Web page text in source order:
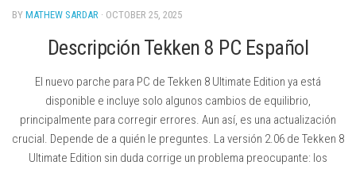
BY MATHEW SARDAR · OCTOBER 25, 2025
Descripción Tekken 8 PC Español
El nuevo parche para PC de Tekken 8 Ultimate Edition ya está
disponible e incluye solo algunos cambios de equilibrio,
principalmente para corregir errores. Aun así, es una actualización
crucial. Depende de a quién le preguntes. La versión 2.06 de Tekken 8
Ultimate Edition sin duda corrige un problema preocupante: los